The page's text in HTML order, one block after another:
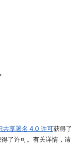
共享署名 4.0 许可获得了
得了许可。有关详情，请